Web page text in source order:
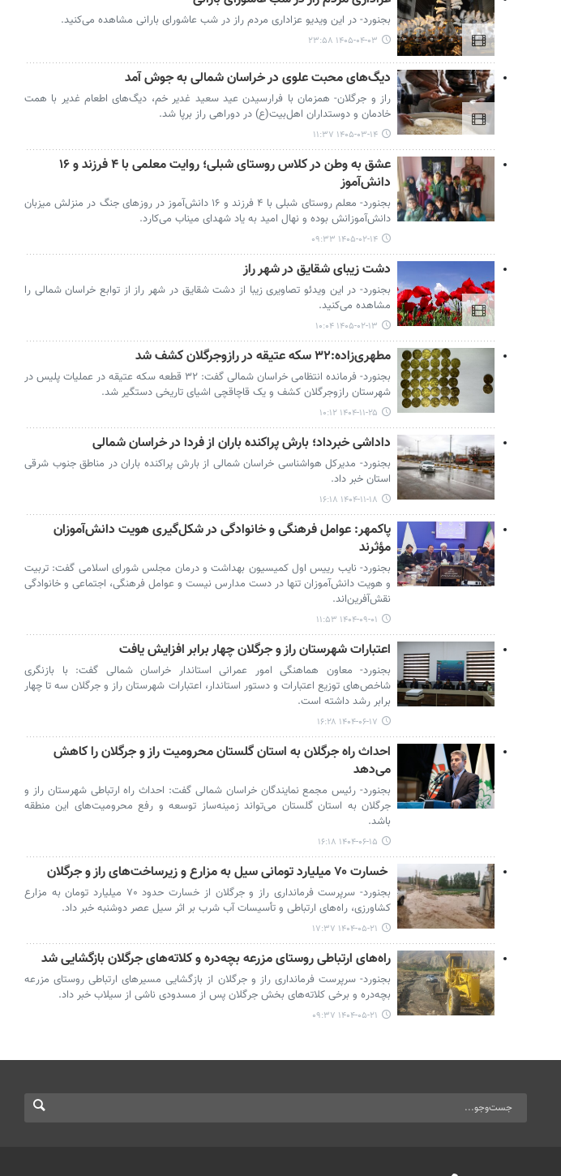
بجنورد- در این ویدیو عزاداری مردم راز در شب عاشورای بارانی مشاهده می‌کنید.
۱۴۰۵-۰۴-۰۳ ۲۳:۵۸
دیگ‌های محبت علوی در خراسان شمالی به جوش آمد
راز و جرگلان- همزمان با فرارسیدن عید سعید غدیر خم، دیگ‌های اطعام غدیر با همت
خادمان و دوستداران اهل‌بیت(ع) در دوراهی راز برپا شد.
۱۴۰۵-۰۳-۱۴ ۱۱:۳۷
عشق به وطن در کلاس روستای شبلی؛ روایت معلمی با ۴ فرزند و ۱۶
دانش‌آموز
بجنورد- معلم روستای شبلی با ۴ فرزند و ۱۶ دانش‌آموز در روزهای جنگ در منزلش میزبان
دانش‌آموزانش بوده و نهال امید به یاد شهدای میناب می‌کارد.
۱۴۰۵-۰۲-۱۴ ۰۹:۳۳
دشت زیبای شقایق در شهر راز ‌
بجنورد- در این ویدئو تصاویری زیبا از دشت شقایق در شهر راز از توابع خراسان شمالی را
مشاهده می‌کنید.
۱۴۰۵-۰۲-۱۳ ۱۰:۰۴
مطهری‌زاده:۳۲ سکه عتیقه در رازوجرگلان کشف شد
بجنورد- فرمانده انتظامی خراسان شمالی گفت: ۳۲ قطعه سکه عتیقه در عملیات پلیس در
شهرستان رازوجرگلان کشف و یک قاچاقچی اشیای تاریخی دستگیر شد.
۱۴۰۴-۱۱-۲۵ ۱۰:۱۲
داداشی خبرداد؛ بارش پراکنده باران از فردا در خراسان شمالی
بجنورد- مدیرکل هواشناسی خراسان شمالی از بارش پراکنده باران در مناطق جنوب شرقی
استان خبر داد.
۱۴۰۴-۱۱-۱۸ ۱۶:۱۸
پاکمهر: عوامل فرهنگی و خانوادگی در شکل‌گیری هویت دانش‌آموزان
مؤثرند
بجنورد- نایب رییس اول کمیسیون بهداشت و درمان مجلس شورای اسلامی گفت: تربیت
و هویت دانش‌آموزان تنها در دست مدارس نیست و عوامل فرهنگی، اجتماعی و خانوادگی
نقش‌آفرین‌اند.
۱۴۰۴-۰۹-۰۱ ۱۱:۵۳
اعتبارات شهرستان راز و جرگلان چهار برابر افزایش یافت
بجنورد- معاون هماهنگی امور عمرانی استاندار خراسان شمالی گفت: با بازنگری
شاخص‌های توزیع اعتبارات و دستور استاندار، اعتبارات شهرستان راز و جرگلان سه تا چهار
برابر رشد داشته است.
۱۴۰۴-۰۶-۱۷ ۱۶:۲۸
احداث راه جرگلان به استان گلستان محرومیت راز و جرگلان را کاهش
می‌دهد
بجنورد- رئیس مجمع نمایندگان خراسان شمالی گفت: احداث راه ارتباطی شهرستان راز و
جرگلان به استان گلستان می‌تواند زمینه‌ساز توسعه و رفع محرومیت‌های این منطقه
باشد.
۱۴۰۴-۰۶-۱۵ ۱۶:۱۸
‍ خسارت ۷۰ میلیارد تومانی سیل به مزارع و زیرساخت‌های راز و جرگلان
بجنورد- سرپرست فرمانداری راز و جرگلان از خسارت حدود ۷۰ میلیارد تومان به مزارع
کشاورزی، راه‌های ارتباطی و تأسیسات آب شرب بر اثر سیل عصر دوشنبه خبر داد.
۱۴۰۴-۰۵-۲۱ ۱۷:۳۷
راه‌های ارتباطی روستای مزرعه بچه‌دره و کلاته‌های جرگلان بازگشایی شد
بجنورد- سرپرست فرمانداری راز و جرگلان از بازگشایی مسیرهای ارتباطی روستای مزرعه
بچه‌دره و برخی کلاته‌های بخش جرگلان پس از مسدودی ناشی از سیلاب خبر داد.
۱۴۰۴-۰۵-۲۱ ۰۹:۳۷